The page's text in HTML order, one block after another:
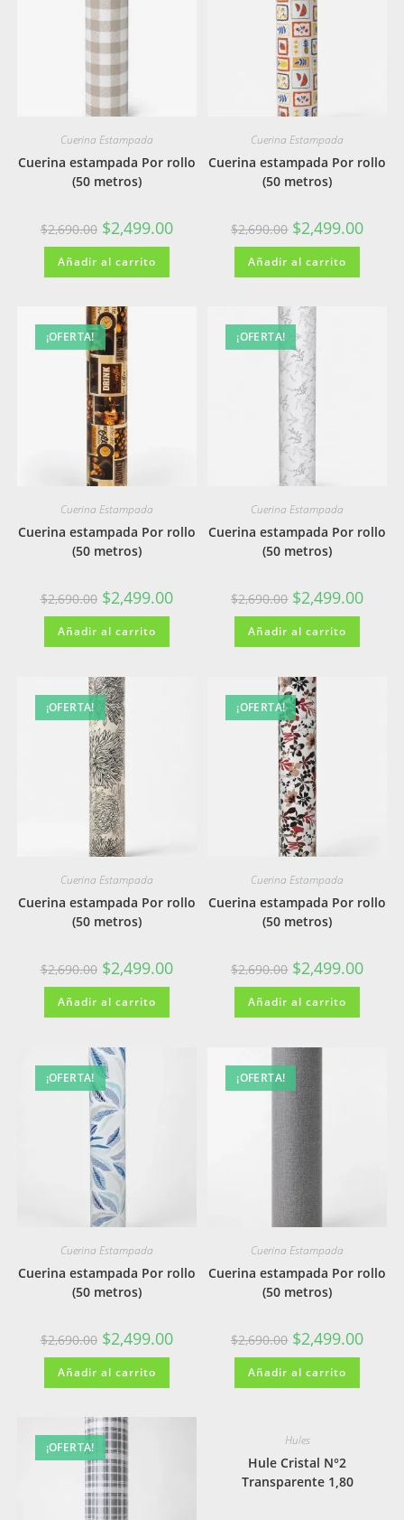
Cuerina Estampada
Cuerina estampada Por rollo
(50 metros)
$2,690.00 El
precio
original
era:
$2,690.00.
$2,499.00El
precio
Añadir al carrito
Cuerina Estampada
Cuerina estampada Por rollo
(50 metros)
$2,690.00 El
precio
original
era:
$2,690.00.
$2,499.00El
Añadir al carrito
¡OFERTA!
Cuerina Estampada
Cuerina estampada Por rollo
(50 metros)
$2,690.00 El
precio
original
era:
$2,690.00.
$2,499.00El
precio
Añadir al carrito
¡OFERTA!
Cuerina Estampada
Cuerina estampada Por rollo
(50 metros)
$2,690.00 El
precio
original
era:
$2,690.00.
$2,499.00El
Añadir al carrito
¡OFERTA!
Cuerina Estampada
Cuerina estampada Por rollo
(50 metros)
$2,690.00 El
precio
original
era:
$2,690.00.
$2,499.00El
precio
Añadir al carrito
¡OFERTA!
Cuerina Estampada
Cuerina estampada Por rollo
(50 metros)
$2,690.00 El
precio
original
era:
$2,690.00.
$2,499.00El
Añadir al carrito
¡OFERTA!
Cuerina Estampada
Cuerina estampada Por rollo
(50 metros)
$2,690.00 El
precio
original
era:
$2,690.00.
$2,499.00El
precio
Añadir al carrito
¡OFERTA!
Cuerina Estampada
Cuerina estampada Por rollo
(50 metros)
$2,690.00 El
precio
original
era:
$2,690.00.
$2,499.00El
Añadir al carrito
¡OFERTA! Hules
Hule Cristal N°2
Transparente 1,80